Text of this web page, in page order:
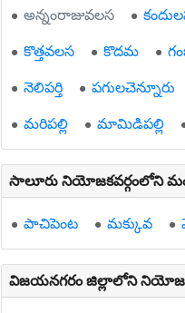
అన్నంరాజువలస
కొత్తవలస
కొదమ
నెలిపర్తి
పగులచెన్నూరు
మరిపల్లి
మామిడిపల్లి
సాలూరు నియోజకవర్గంలోని
పాచిపెంట మక్కువ
విజయనగరం జిల్లాలోని